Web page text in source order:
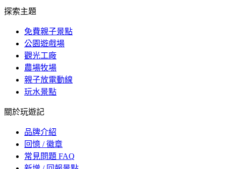
探索主題
免費親子景點
公園遊戲場
觀光工廠
農場牧場
親子放電動線
玩水景點
關於玩遊記
品牌介紹
回憶 / 徽章
常見問題 FAQ